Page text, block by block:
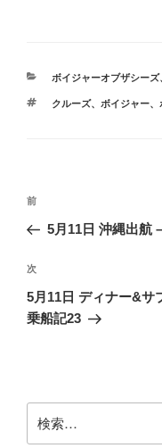
カ
ゴ
ボイジャーオブザシーズ
タ
クルーズ、 ボイジャー、
投
ナ
ビ
ゲ
ー
前
の
稿
前
5月11日 沖縄出航
次
の
投
次
5月11日 ディナー&サ
乗船記23
索: